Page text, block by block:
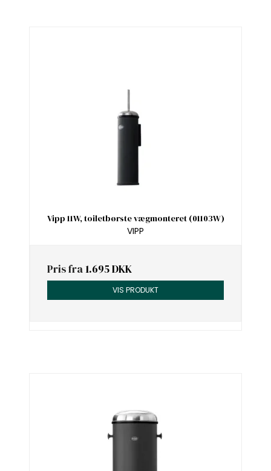
Vipp 11W, toiletbørste vægmonteret (01103W)
VIPP
Pris fra 1.695 DKK
VIS PRODUKT